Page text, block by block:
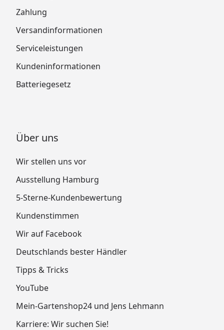
Zahlung
Versandinformationen
Serviceleistungen
Kundeninformationen
Batteriegesetz
Über uns
Wir stellen uns vor
Ausstellung Hamburg
5-Sterne-Kundenbewertung
Kundenstimmen
Wir auf Facebook
Deutschlands bester Händler
Tipps & Tricks
YouTube
Mein-Gartenshop24 und Jens Lehmann
Karriere: Wir suchen Sie!